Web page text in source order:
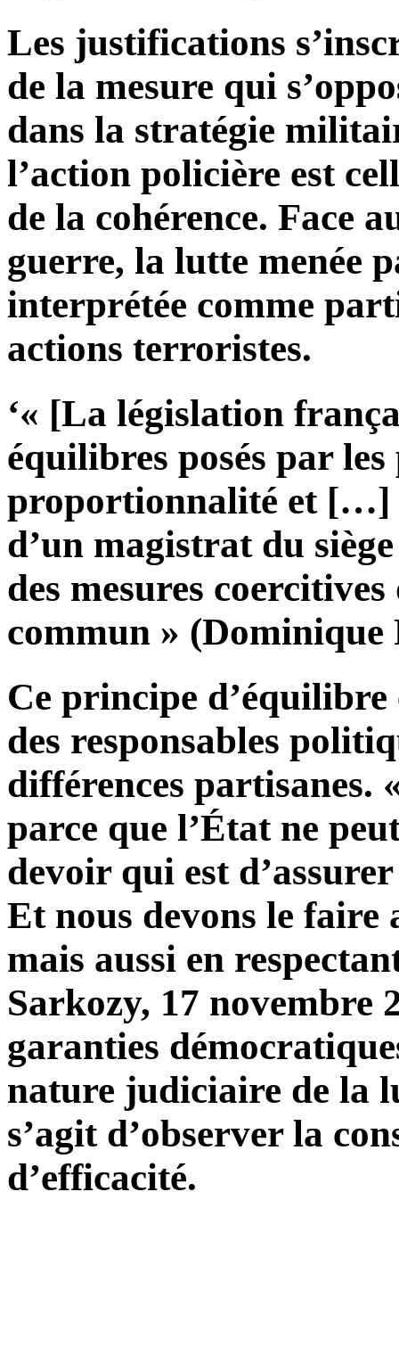
Les justifications
de la mesure qui
dans la stratégie
l’action policière est
de la cohérence. Face
guerre, la lutte menée
interprétée comme
actions terroristes.
‘« [La législation
équilibres posés par
proportionnalité et […]
d’un magistrat du
des mesures
commun » (Dominique
Ce principe d’équilibre
des responsables
différences partisanes.
parce que l’État ne
devoir qui est
Et nous devons le faire
mais aussi en
Sarkozy, 17 novembre
garanties
nature judiciaire de la
s’agit d’observer la
d’efficacité.